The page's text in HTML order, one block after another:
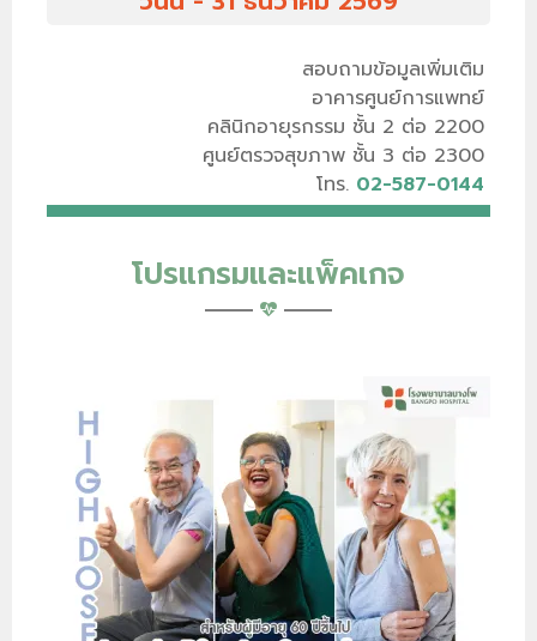
สอบถามข้อมูลเพิ่มเติม
อาคารศูนย์การแพทย์
คลินิกอายุรกรรม ชั้น 2 ต่อ 2200
ศูนย์ตรวจสุขภาพ ชั้น 3 ต่อ 2300
โทร. 02-587-0144
โปรแกรมและแพ็คเกจ